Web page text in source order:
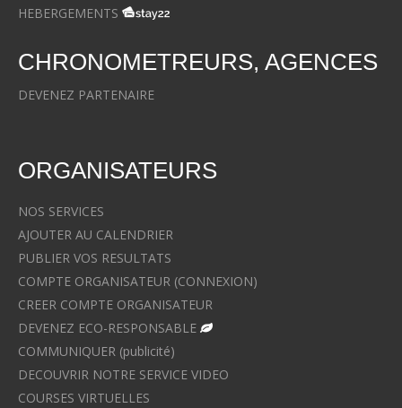
HEBERGEMENTS
CHRONOMETREURS, AGENCES
DEVENEZ PARTENAIRE
ORGANISATEURS
NOS SERVICES
AJOUTER AU CALENDRIER
PUBLIER VOS RESULTATS
COMPTE ORGANISATEUR (CONNEXION)
CREER COMPTE ORGANISATEUR
DEVENEZ ECO-RESPONSABLE
COMMUNIQUER (publicité)
DECOUVRIR NOTRE SERVICE VIDEO
COURSES VIRTUELLES